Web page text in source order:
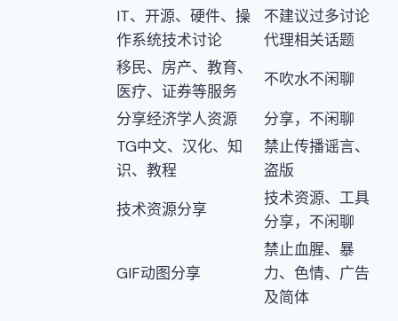
IT、开源、硬件、操
作系统技术讨论
不建议过多讨论
代理相关话题
移民、房产、教育、
医疗、证券等服务
不吹水不闲聊
分享经济学人资源
分享，不闲聊
TG中文、汉化、知
识、教程
禁止传播谣言、
盗版
技术资源分享
技术资源、工具
分享，不闲聊
GIF动图分享
禁止血腥、暴
力、色情、广告
及简体